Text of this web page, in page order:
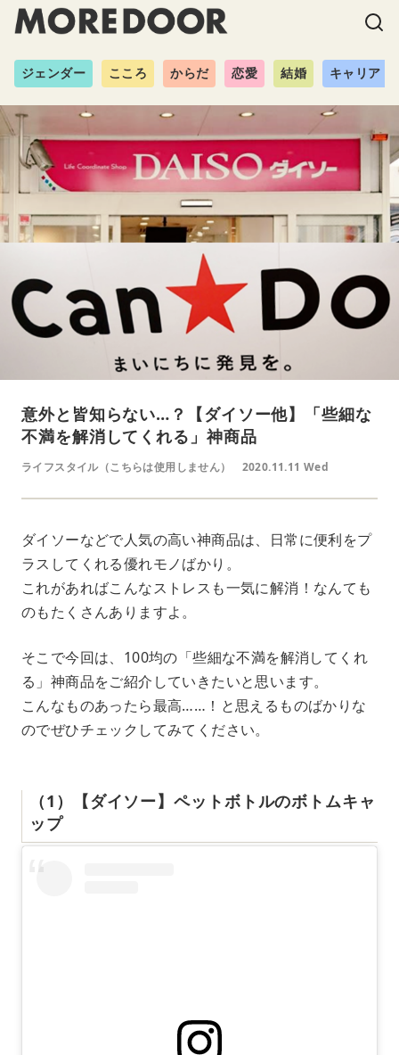
ジェンダー こころ からだ 恋愛 結婚 キャリア
意外と皆知らない…？【ダイソー他】「些細な
不満を解消してくれる」神商品
ライフスタイル（こちらは使用しません） 2020.11.11 Wed
ダイソーなどで人気の高い神商品は、日常に便利をプ
ラスしてくれる優れモノばかり。
これがあればこんなストレスも一気に解消！なんても
のもたくさんありますよ。
そこで今回は、100均の「些細な不満を解消してくれ
る」神商品をご紹介していきたいと思います。
こんなものあったら最高……！と思えるものばかりな
のでぜひチェックしてみてください。
（1）【ダイソー】ペットボトルのボトムキャ
ップ